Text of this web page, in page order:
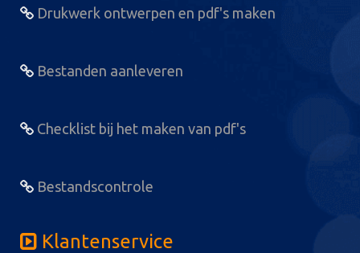
Drukwerk ontwerpen en pdf's maken
Bestanden aanleveren
Checklist bij het maken van pdf's
Bestandscontrole
Klantenservice